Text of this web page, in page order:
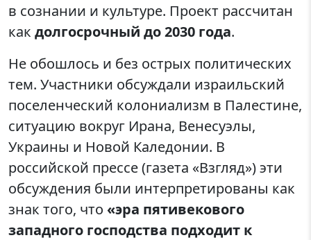
в сознании и культуре. Проект рассчитан
как долгосрочный до 2030 года.
Не обошлось и без острых политических
тем. Участники обсуждали израильский
поселенческий колониализм в Палестине,
ситуацию вокруг Ирана, Венесуэлы,
Украины и Новой Каледонии. В
российской прессе (газета «Взгляд») эти
обсуждения были интерпретированы как
знак того, что «эра пятивекового
западного господства подходит к